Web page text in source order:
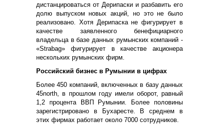
дистанцироваться от Дерипаски и разбавить его
долю выпуском новых акций, но это не было
реализовано. Хотя Дерипаска не фигурирует в
качестве заявленного бенефициарного
владельца в базе данных румынских компаний -
«Strabag» фигурирует в качестве акционера
нескольких румынских фирм.
Российский бизнес в Румынии в цифрах
Более 450 компаний, включенных в базу данных
45north, в прошлом году имели оборот, равный
1,2 процента ВВП Румынии. Более половины
зарегистрировано в Бухаресте. В среднем в
этих фирмах работает около 7000 сотрудников.